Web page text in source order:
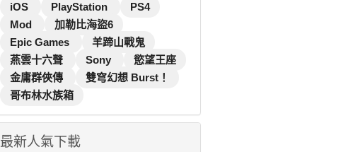
iOS
PlayStation
PS4
Mod
加勒比海盜6
Epic Games
羊蹄山戰鬼
燕雲十六聲
Sony
慾望王座
金庸群俠傳
雙穹幻想 Burst！
哥布林水族箱
最新人氣下載